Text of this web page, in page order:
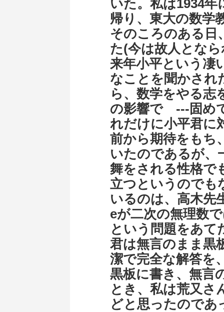
いた。私は1934
帰り、東大の数学
そのころのある日
た(今は故人とな
来年小平という凄
なことを聞かされ
ら、数学をやる
の影響で ---固め
れだけに小平君に
前から期待をもち
いたのであるが、
舞をされる性格で
立つというのでも
いるのは、高木先
eが二次の無理数
という問題をあて
君は無言のまま黒
潔で完全な解答を
黒板に書き、無言
とき、私は荒又さ
どと思ったので